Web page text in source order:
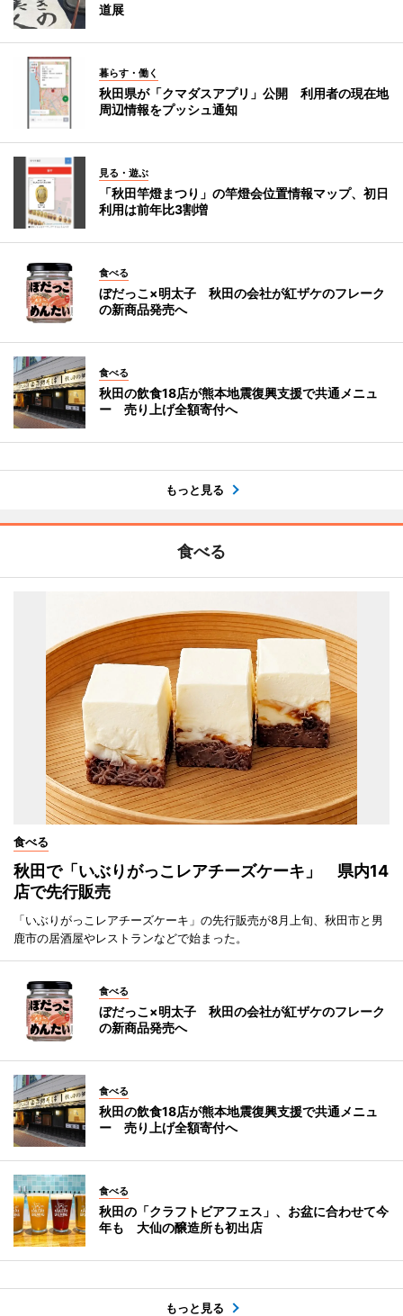
道展
暮らす・働く
秋田県が「クマダスアプリ」公開 利用者の現在地
周辺情報をプッシュ通知
見る・遊ぶ
「秋田竿燈まつり」の竿燈会位置情報マップ、初日
利用は前年比3割増
食べる
ぼだっこ×明太子 秋田の会社が紅ザケのフレーク
の新商品発売へ
食べる
秋田の飲食18店が熊本地震復興支援で共通メニュ
ー 売り上げ全額寄付へ
もっと見る
食べる
食べる
秋田で「いぶりがっこレアチーズケーキ」 県内14
店で先行販売
「いぶりがっこレアチーズケーキ」の先行販売が8月上旬、秋田市と男
鹿市の居酒屋やレストランなどで始まった。
食べる
ぼだっこ×明太子 秋田の会社が紅ザケのフレーク
の新商品発売へ
食べる
秋田の飲食18店が熊本地震復興支援で共通メニュ
ー 売り上げ全額寄付へ
食べる
秋田の「クラフトビアフェス」、お盆に合わせて今
年も 大仙の醸造所も初出店
もっと見る